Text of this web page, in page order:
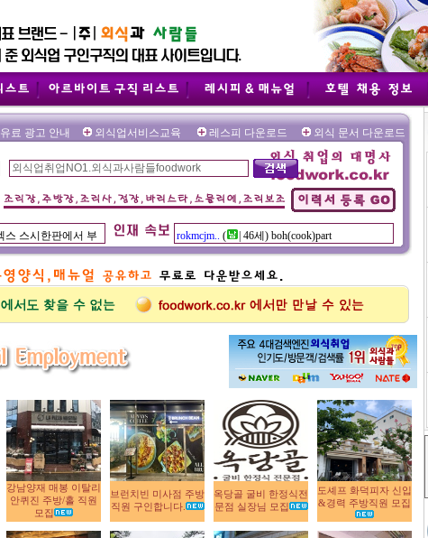
유료 광고 안내 외식업서비스교육 레스피 다운로드 외식 문서 다운로드
강남양재 매봉 이탈리
안퀴진 주방/홀 직원
모집
브런치빈 미사점 주방
직원 구인합니다.
옥당골 굴비 한정식전
문점 실장님 모집
도셰프 화덕피자 신입
&경력 주방직원 모집